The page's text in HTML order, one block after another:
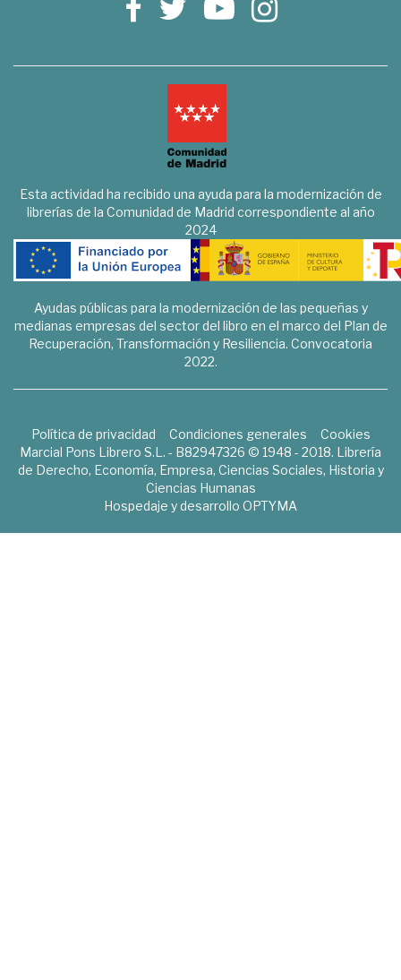
Esta actividad ha recibido una ayuda para la modernización de
librerías de la Comunidad de Madrid correspondiente al año
2024
Ayudas públicas para la modernización de las pequeñas y
medianas empresas del sector del libro en el marco del Plan de
Recuperación, Transformación y Resiliencia. Convocatoria
2022.
Política de privacidad Condiciones generales
Cookies
Marcial Pons Librero S.L. - B82947326 © 1948 - 2018. Librería
de Derecho, Economía, Empresa, Ciencias Sociales, Historia y
Ciencias Humanas
Hospedaje y desarrollo OPTYMA